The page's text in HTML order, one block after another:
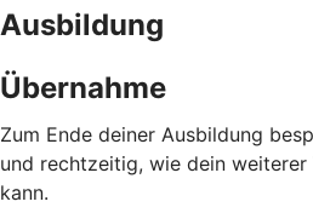
Ausbildung
Übernahme
Zum Ende deiner Ausbildung
und rechtzeitig, wie dein weiterer
kann.